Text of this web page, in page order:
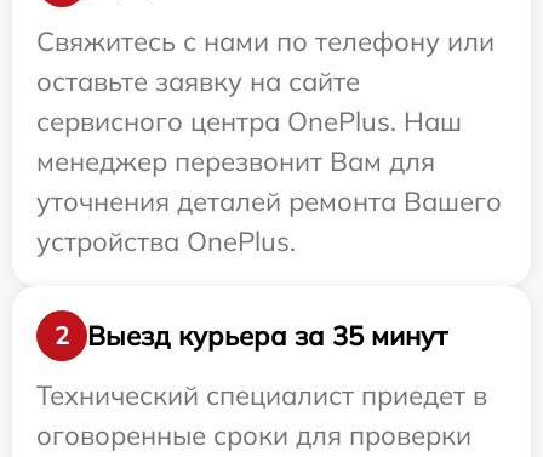
Свяжитесь с нами по телефону или
оставьте заявку на сайте
сервисного центра OnePlus. Наш
менеджер перезвонит Вам для
уточнения деталей ремонта Вашего
устройства OnePlus.
2
Выезд курьера за 35 минут
Технический специалист приедет в
оговоренные сроки для проверки